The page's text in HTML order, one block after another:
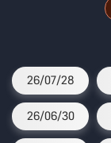
26/07/28
26/06/30